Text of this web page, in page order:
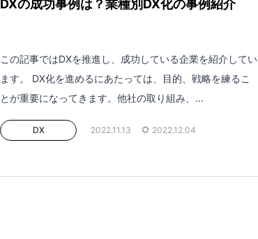
DXの成功事例は？業種別DX化の事例紹介
この記事ではDXを推進し、成功している企業を紹介してい
ます。 DX化を進めるにあたっては、目的、戦略を練るこ
とが重要になってきます。他社の取り組み、...
DX 2022.11.13 2022.12.04